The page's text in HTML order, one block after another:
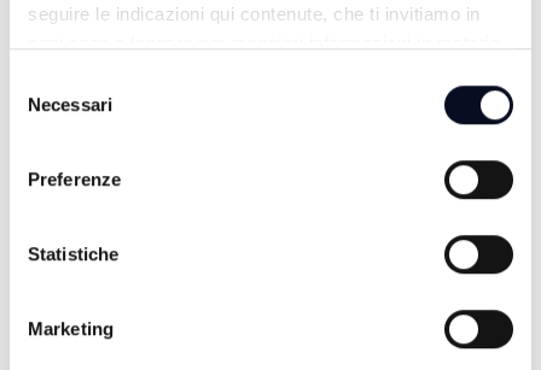
seguire le indicazioni qui contenute, che ti invitiamo in
delNecessari
Preferenze
Statistiche
Marketing
TG SERA